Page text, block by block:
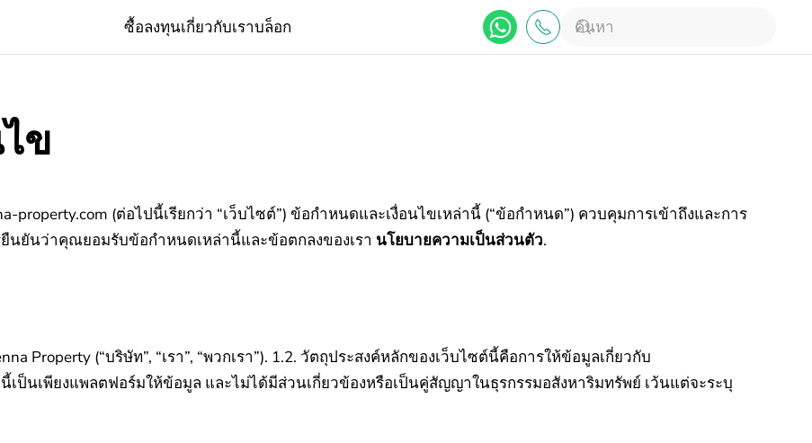
ซื้อลงทุนเกี่ยวกับเราบล็อก
ข
property.com (ต่อไปนี้เรียกว่า “เว็บไซต์”) ข้อกำหนดและเงื่อนไขเหล่านี้ (“ข้อกำหนด”) ควบคุมการเข้าถึงและการ
นยันว่าคุณยอมรับข้อกำหนดเหล่านี้และข้อตกลงของเรา นโยบายความเป็นส่วนตัว.
Property (“บริษัท”, “เรา”, “พวกเรา”). 1.2. วัตถุประสงค์หลักของเว็บไซต์นี้คือการให้ข้อมูลเกี่ยวกับ
นี้เป็นเพียงแพลตฟอร์มให้ข้อมูล และไม่ได้มีส่วนเกี่ยวข้องหรือเป็นคู่สัญญาในธุรกรรมอสังหาริมทรัพย์ เว้นแต่จะระบุ